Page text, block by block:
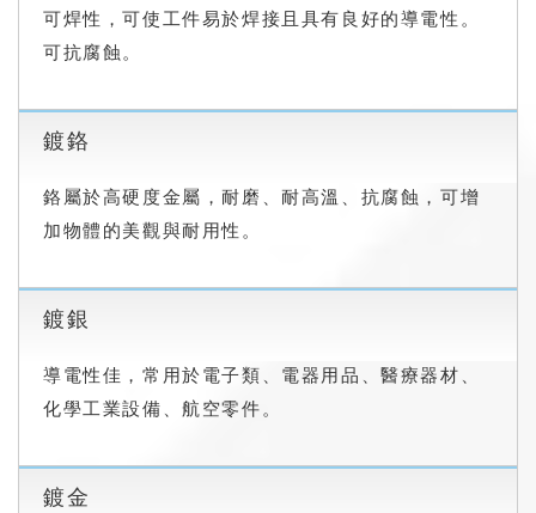
可焊性，可使工件易於焊接且具有良好的導電性。
可抗腐蝕。
鍍鉻
鉻屬於高硬度金屬，耐磨、耐高溫、抗腐蝕，可增
加物體的美觀與耐用性。
鍍銀
導電性佳，常用於電子類、電器用品、醫療器材、
化學工業設備、航空零件。
鍍金